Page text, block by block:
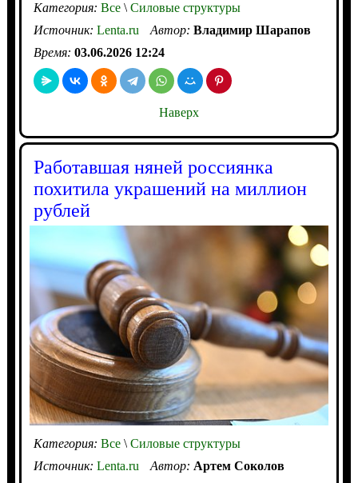
Категория: Все\Силовые структуры
Источник: Lenta.ru Автор: Владимир Шарапов
Время: 03.06.2026 12:24
Наверх
Работавшая няней россиянка
похитила украшений на миллион
рублей
Категория: Все\Силовые структуры
Источник: Lenta.ru Автор: Артем Соколов